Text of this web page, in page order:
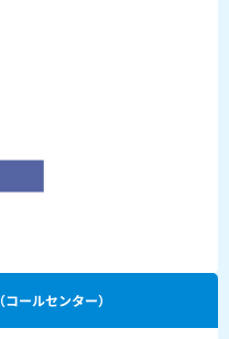
（コールセンター）